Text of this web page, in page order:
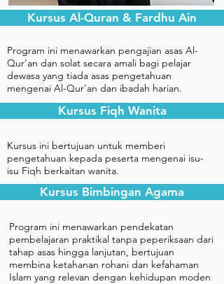
Kursus Al-Quran & Fardhu Ain
Program ini menawarkan pengajian asas Al-
Qur'an dan solat secara amali bagi pelajar
dewasa yang tiada asas pengetahuan
mengenai Al-Qur'an dan ibadah harian.
Kursus Fiqh Wanita
Kursus ini bertujuan untuk memberi
pengetahuan kepada peserta mengenai isu-
isu Fiqh berkaitan wanita.
Kursus Bimbingan Agama
Program ini menawarkan pendekatan
pembelajaran praktikal tanpa peperiksaan dari
tahap asas hingga lanjutan, bertujuan
membina ketahanan rohani dan kefahaman
Islam yang relevan dengan kehidupan moden